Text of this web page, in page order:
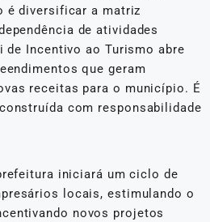
é diversificar a matriz
de atividades
Incentivo ao Turismo abre
que geram
receitas para o município. É
com responsabilidade
iniciará um ciclo de
locais, estimulando o
novos projetos